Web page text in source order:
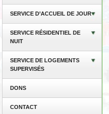
SERVICE D’ACCUEIL DE JOUR
SERVICE RÉSIDENTIEL DE
NUIT
SERVICE DE LOGEMENTS
SUPERVISÉS
DONS
CONTACT